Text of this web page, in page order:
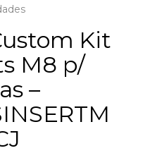
Kit
M8 p/
–